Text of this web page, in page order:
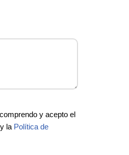
y acepto el
y la Política de